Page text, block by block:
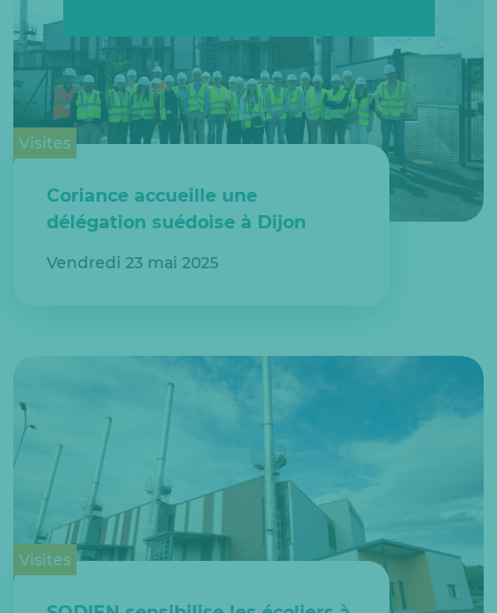
Visites
Coriance accueille une
délégation suédoise à Dijon
Vendredi 23 mai 2025
Visites